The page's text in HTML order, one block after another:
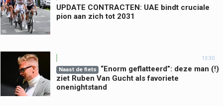
UPDATE CONTRACTEN: UAE bindt cruciale
pion aan zich tot 2031
13:30
Naast de fiets
“Enorm geflatteerd”: deze man (!)
ziet Ruben Van Gucht als favoriete
onenightstand